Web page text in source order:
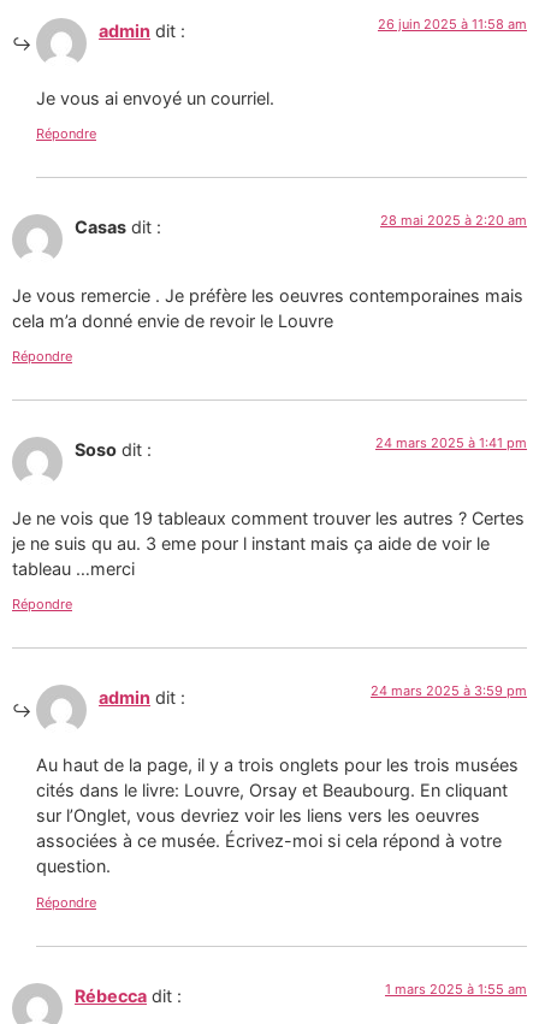
admin dit : 26 juin 2025 à 11:58 am
Je vous ai envoyé un courriel.
Répondre
Casas dit : 28 mai 2025 à 2:20 am
Je vous remercie . Je préfère les oeuvres contemporaines mais
cela m’a donné envie de revoir le Louvre
Répondre
Soso dit : 24 mars 2025 à 1:41 pm
Je ne vois que 19 tableaux comment trouver les autres ? Certes
je ne suis qu au. 3 eme pour l instant mais ça aide de voir le
tableau …merci
Répondre
admin dit : 24 mars 2025 à 3:59 pm
Au haut de la page, il y a trois onglets pour les trois musées
cités dans le livre: Louvre, Orsay et Beaubourg. En cliquant
sur l’Onglet, vous devriez voir les liens vers les oeuvres
associées à ce musée. Écrivez-moi si cela répond à votre
question.
Répondre
Rébecca dit : 1 mars 2025 à 1:55 am